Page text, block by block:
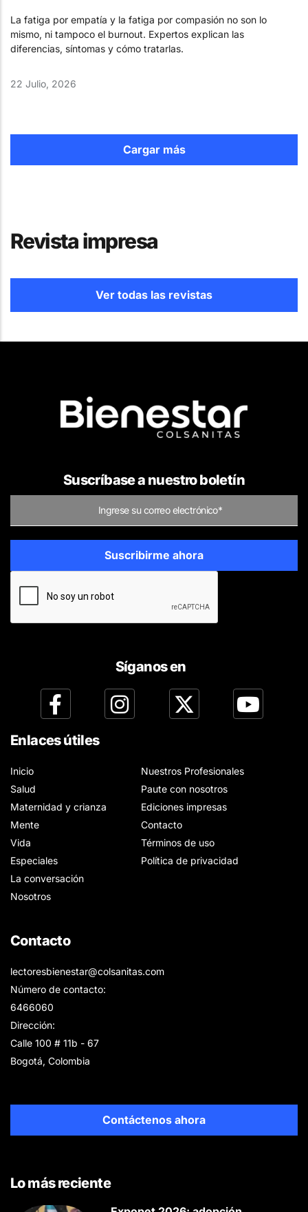
La fatiga por empatía y la fatiga por compasión no son lo
mismo, ni tampoco el burnout. Expertos explican las
diferencias, síntomas y cómo tratarlas.
22 Julio, 2026
Cargar más
Revista impresa
Ver todas las revistas
Suscríbase a nuestro boletín
Síganos en
Enlaces útiles
Inicio
Salud
Maternidad y crianza
Mente
Vida
Especiales
La conversación
Nosotros
Nuestros Profesionales
Paute con nosotros
Ediciones impresas
Contacto
Términos de uso
Política de privacidad
Contacto
lectoresbienestar@colsanitas.com
Número de contacto:
6466060
Dirección:
Calle 100 # 11b - 67
Bogotá, Colombia
Contáctenos ahora
Lo más reciente